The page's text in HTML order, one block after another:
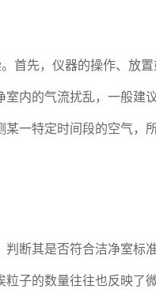
首先，仪器的操作、放
内的气流扰乱，一般建
一特定时间段的空气，
断其是否符合洁净室标
子的数量往往也反映了